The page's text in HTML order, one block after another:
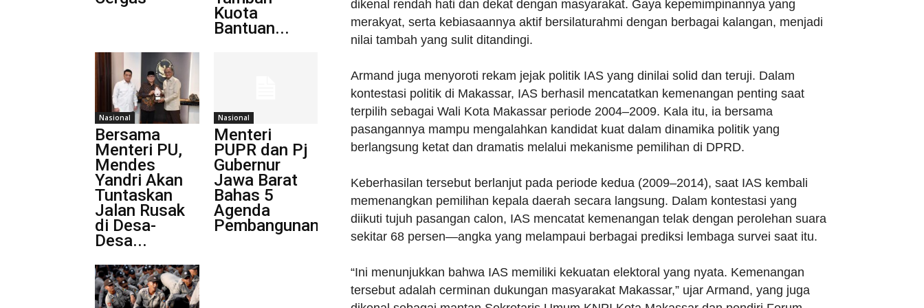
dikenal rendah hati dan dekat dengan masyarakat. Gaya kepemimpinannya yang
merakyat, serta kebiasaannya aktif bersilaturahmi dengan berbagai kalangan, menjadi
nilai tambah yang sulit ditandingi.
Armand juga menyoroti rekam jejak politik IAS yang dinilai solid dan teruji. Dalam
kontestasi politik di Makassar, IAS berhasil mencatatkan kemenangan penting saat
terpilih sebagai Wali Kota Makassar periode 2004–2009. Kala itu, ia bersama
pasangannya mampu mengalahkan kandidat kuat dalam dinamika politik yang
berlangsung ketat dan dramatis melalui mekanisme pemilihan di DPRD.
Keberhasilan tersebut berlanjut pada periode kedua (2009–2014), saat IAS kembali
memenangkan pemilihan kepala daerah secara langsung. Dalam kontestasi yang
diikuti tujuh pasangan calon, IAS mencatat kemenangan telak dengan perolehan suara
sekitar 68 persen—angka yang melampaui berbagai prediksi lembaga survei saat itu.
“Ini menunjukkan bahwa IAS memiliki kekuatan elektoral yang nyata. Kemenangan
tersebut adalah cerminan dukungan masyarakat Makassar,” ujar Armand, yang juga
Kuota
Bantuan...
Nasional
Bersama
Menteri PU,
Mendes
Yandri Akan
Tuntaskan
Jalan Rusak
di Desa-
Desa...
Nasional
Menteri
PUPR dan Pj
Gubernur
Jawa Barat
Bahas 5
Agenda
Pembangunan...